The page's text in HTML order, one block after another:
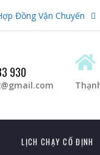
Đồng Vận Chuyến
930
LỊCH CHẠY CỐ ĐỊNH